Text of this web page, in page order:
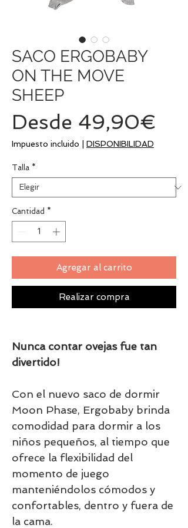
SACO ERGOBABY
ON THE MOVE
SHEEP
Desde 49,90€
Impuesto incluido DISPONIBILIDAD
Talla *
Cantidad *
Agregar al carrito
Realizar compra
Nunca contar ovejas fue tan
divertido!
Con el nuevo saco de dormir
Moon Phase, Ergobaby brinda
comodidad para dormir a los
niños pequeños, al tiempo que
ofrece la flexibilidad del
momento de juego
manteniéndolos cómodos y
confortables, dentro y fuera de
la cama.